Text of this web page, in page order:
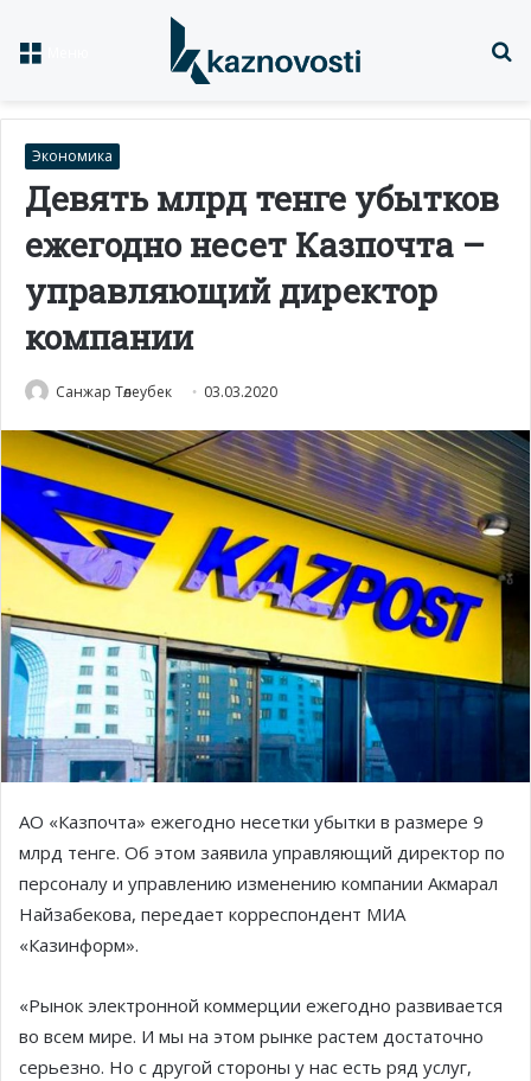
Экономика
Девять млрд тенге убытков
ежегодно несет Казпочта –
управляющий директор
компании
Санжар Төлеубек 03.03.2020
АО «Казпочта» ежегодно несетки убытки в размере 9
млрд тенге. Об этом заявила управляющий директор по
персоналу и управлению изменению компании Акмарал
Найзабекова, передает корреспондент МИА
«Казинформ».
«Рынок электронной коммерции ежегодно развивается
во всем мире. И мы на этом рынке растем достаточно
серьезно. Но с другой стороны у нас есть ряд услуг,